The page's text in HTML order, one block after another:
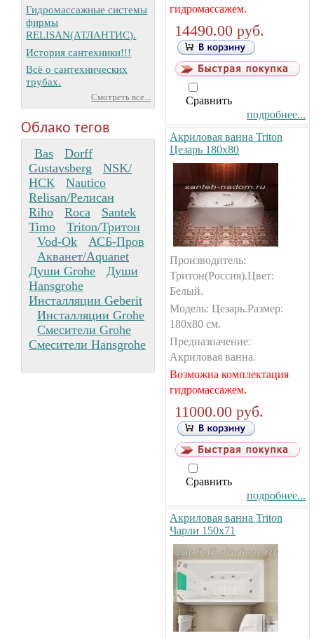
Гидромассажные системы
фирмы
RELISAN(АТЛАНТИС).
История сантехники!!!
Всё о сантехнических
трубах.
Смотреть все...
Облако тегов
Bas
Dorff
Gustavsberg
NSK/
НСК
Nautico
Relisan/Релисан
Riho
Roca
Santek
Timo
Triton/Тритон
Vod-Ok
АСБ-Пров
Акванет/Aquanet
Души Grohe
Души
Hansgrohe
Инсталляции Geberit
Инсталляции Grohe
Смесители Grohe
Смесители Hansgrohe
гидромассажем.
14490.00 руб.
Сравнить
подробнее...
Акриловая ванна Triton
Цезарь 180х80
Производитель:
Тритон(Россия).Цвет:
Белый.
Модель: Цезарь.Размер:
180х80 см.
Предназначение:
Акриловая ванна.
Возможна комплектация
гидромассажем.
11000.00 руб.
Сравнить
подробнее...
Акриловая ванна Triton
Чарли 150х71